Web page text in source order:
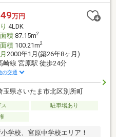
万円
4LDK
積87.15m2
積100.21m2
2000年1月(築26年8ヶ月)
崎線 宮原駅 徒歩24分
の交通
玉県さいたま市北区別所町
駐車場あり
学校、宮原中学校エリア！